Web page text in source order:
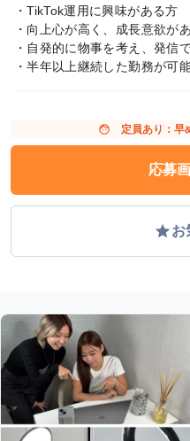
・TikTok運用に興味がある方
・向上心が高く、成長意欲が
・自発的に物事を考え、発信
・半年以上継続した勤務が可
face 定員あり：早
応募
gradeお